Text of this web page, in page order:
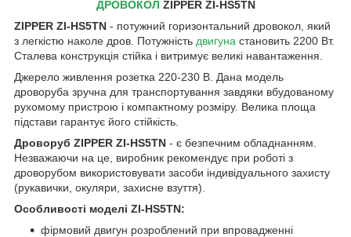
ДРОВОКОЛ ZIPPER ZI-HS5TN
ZIPPER ZI-HS5TN - потужний горизонтальний дровокол, який
з легкістю наколе дров. Потужність двигуна становить 2200 Вт.
Сталева конструкція стійка і витримує великі навантаження.
Джерело живлення розетка 220-230 В. Дана модель
дроворуба зручна для транспортування завдяки вбудованому
рухомому пристрою і компактному розміру. Велика площа
підстави гарантує його стійкість.
Дроворуб ZIPPER ZI-HS5TN - є безпечним обладнанням.
Незважаючи на це, виробник рекомендує при роботі з
дроворубом використовувати засоби індивідуального захисту
(рукавички, окуляри, захисне взуття).
Особливості моделі ZI-HS5TN:
фірмовий двигун розроблений при впровадженні